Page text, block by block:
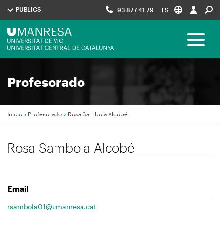
principal
Menú
UManresa
PUBLICS 93 877 41 79 ES
Navegació
Toggle
Profesorado
enlaces
a
la
Inicio Profesorado Rosa Sambola Alcobé
Rosa Sambola Alcobé
Email
rsambola01@umanresa.cat